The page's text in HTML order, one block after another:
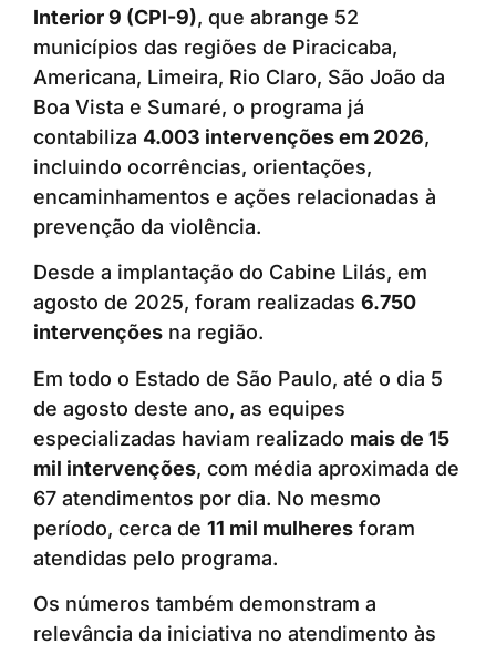
Interior 9 (CPI-9), que abrange 52
municípios das regiões de Piracicaba,
Americana, Limeira, Rio Claro, São João da
Boa Vista e Sumaré, o programa já
contabiliza 4.003 intervenções em 2026,
incluindo ocorrências, orientações,
encaminhamentos e ações relacionadas à
prevenção da violência.
Desde a implantação do Cabine Lilás, em
agosto de 2025, foram realizadas 6.750
intervenções na região.
Em todo o Estado de São Paulo, até o dia 5
de agosto deste ano, as equipes
especializadas haviam realizado mais de 15
mil intervenções, com média aproximada de
67 atendimentos por dia. No mesmo
período, cerca de 11 mil mulheres foram
atendidas pelo programa.
Os números também demonstram a
relevância da iniciativa no atendimento às